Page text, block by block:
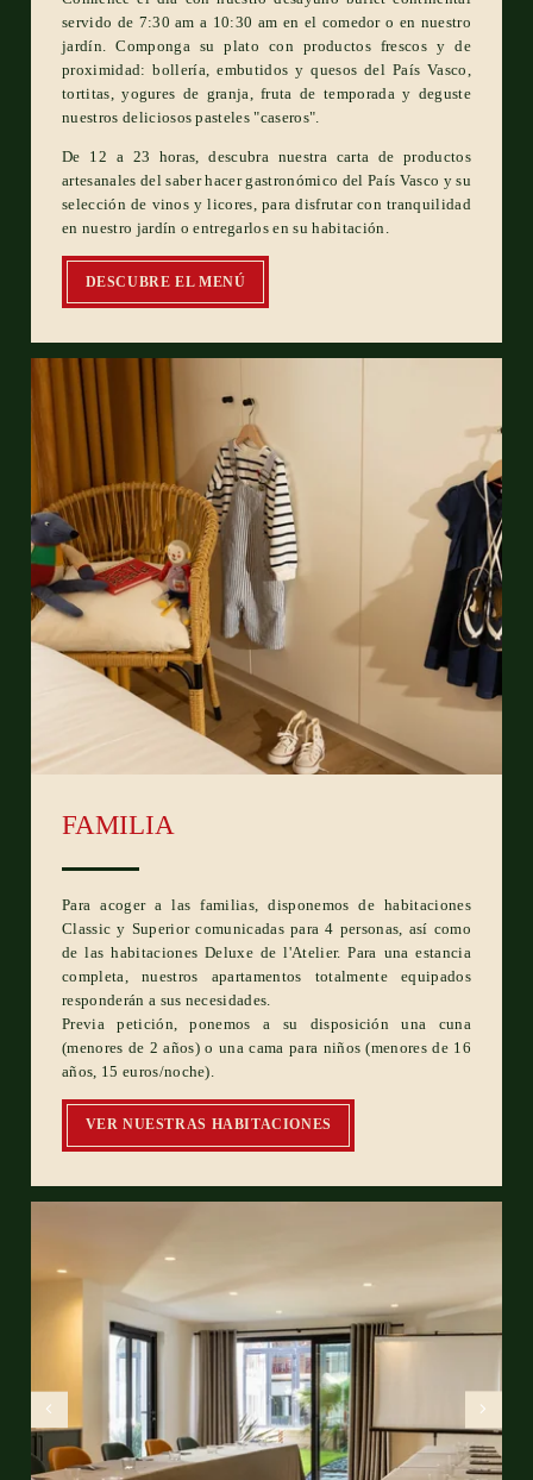
servido de 7:30 am a 10:30 am en el comedor o en nuestro
jardín. Componga su plato con productos frescos y de
proximidad: bollería, embutidos y quesos del País Vasco,
tortitas, yogures de granja, fruta de temporada y deguste
nuestros deliciosos pasteles "caseros".
De 12 a 23 horas, descubra nuestra carta de productos
artesanales del saber hacer gastronómico del País Vasco y su
selección de vinos y licores, para disfrutar con tranquilidad
en nuestro jardín o entregarlos en su habitación.
DESCUBRE EL MENÚ
FAMILIA
Para acoger a las familias, disponemos de habitaciones
Classic y Superior comunicadas para 4 personas, así como
de las habitaciones Deluxe de l'Atelier. Para una estancia
completa, nuestros apartamentos totalmente equipados
responderán a sus necesidades.
Previa petición, ponemos a su disposición una cuna
(menores de 2 años) o una cama para niños (menores de 16
años, 15 euros/noche).
VER NUESTRAS HABITACIONES